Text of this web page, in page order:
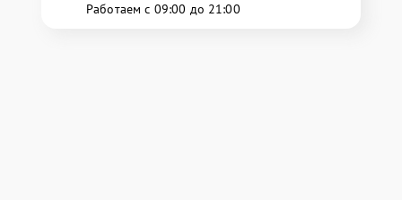
Работаем с 09:00 до 21:00